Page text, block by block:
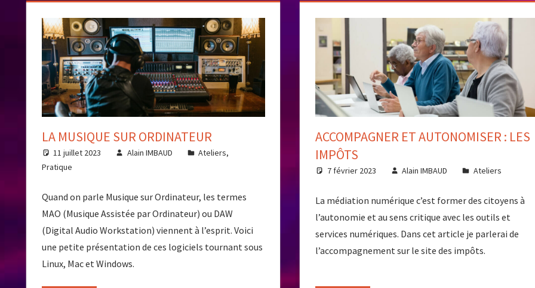
LA MUSIQUE SUR ORDINATEUR
11 juillet 2023 Alain IMBAUD Ateliers,
Pratique
Quand on parle Musique sur Ordinateur, les termes
MAO (Musique Assistée par Ordinateur) ou DAW
(Digital Audio Workstation) viennent à l’esprit. Voici
une petite présentation de ces logiciels tournant sous
Linux, Mac et Windows.
ACCOMPAGNER ET AUTONOMISER : LES
IMPÔTS
7 février 2023 Alain IMBAUD Ateliers
La médiation numérique c’est former des citoyens à
l’autonomie et au sens critique avec les outils et
services numériques. Dans cet article je parlerai de
l’accompagnement sur le site des impôts.